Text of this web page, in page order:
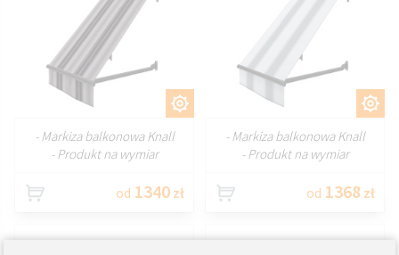
- Markiza balkonowa Knall
- Produkt na wymiar
od 1340 zł
- Markiza balkonowa Knall
- Produkt na wymiar
od 1368 zł